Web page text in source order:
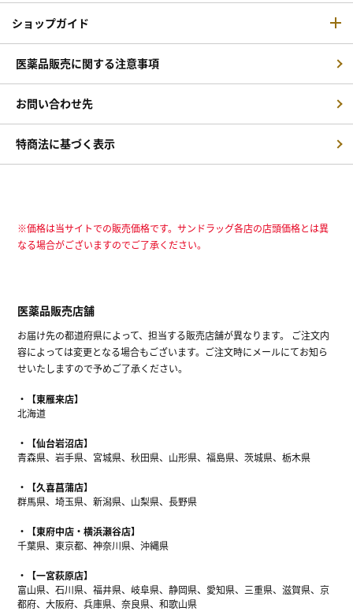
ショップガイド
医薬品販売に関する注意事項
お問い合わせ先
特商法に基づく表示
※価格は当サイトでの販売価格です。サンドラッグ各店の店頭価格とは異
なる場合がございますのでご了承ください。
医薬品販売店舗
お届け先の都道府県によって、担当する販売店舗が異なります。 ご注文内
容によっては変更となる場合もございます。ご注文時にメールにてお知ら
せいたしますので予めご了承ください。
【東雁来店】
北海道
【仙台岩沼店】
青森県、岩手県、宮城県、秋田県、山形県、福島県、茨城県、栃木県
【久喜菖蒲店】
群馬県、埼玉県、新潟県、山梨県、長野県
【東府中店・横浜瀬谷店】
千葉県、東京都、神奈川県、沖縄県
【一宮萩原店】
富山県、石川県、福井県、岐阜県、静岡県、愛知県、三重県、滋賀県、京
都府、大阪府、兵庫県、奈良県、和歌山県